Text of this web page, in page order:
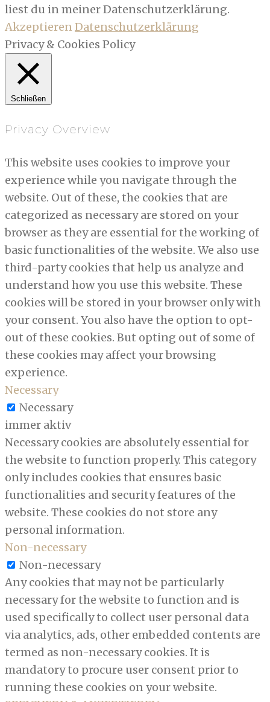
liest du in meiner Datenschutzerklärung.
AkzeptierenDatenschutzerklärung
Privacy & Cookies Policy
Schließen
Privacy Overview
This website uses cookies to improve your
experience while you navigate through the
website. Out of these, the cookies that are
categorized as necessary are stored on your
browser as they are essential for the working of
basic functionalities of the website. We also use
third-party cookies that help us analyze and
understand how you use this website. These
cookies will be stored in your browser only with
your consent. You also have the option to opt-
out of these cookies. But opting out of some of
these cookies may affect your browsing
experience.
Necessary
Necessary
immer aktiv
Necessary cookies are absolutely essential for
the website to function properly. This category
only includes cookies that ensures basic
functionalities and security features of the
website. These cookies do not store any
personal information.
Non-necessary
Non-necessary
Any cookies that may not be particularly
necessary for the website to function and is
used specifically to collect user personal data
via analytics, ads, other embedded contents are
termed as non-necessary cookies. It is
mandatory to procure user consent prior to
running these cookies on your website.